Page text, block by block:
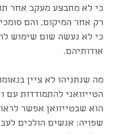
כי לא מתבצע מעקב אחר
רק אחר המיקום, והם
כי לא נעשה שום שימוש
אודותיהם.
מה שנתניהו לא ציין
הטייוואני להתמודדות עם
הוא שבטייוואן אפשר
שפויה: אנשים הולכים